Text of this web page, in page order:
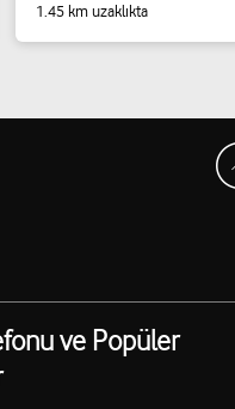
1.45 km uzaklıkta
ve Popüler